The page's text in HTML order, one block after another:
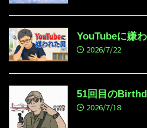
YouTubeに嫌
2026/7/22
51回目の
2026/7/18